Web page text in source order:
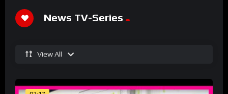
News TV-Series
View All